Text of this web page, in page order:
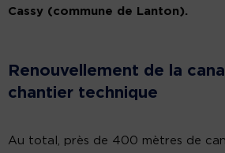
Cassy (commune de Lanton).
Renouvellement de la
chantier technique
Au total, près de 400 mètres de